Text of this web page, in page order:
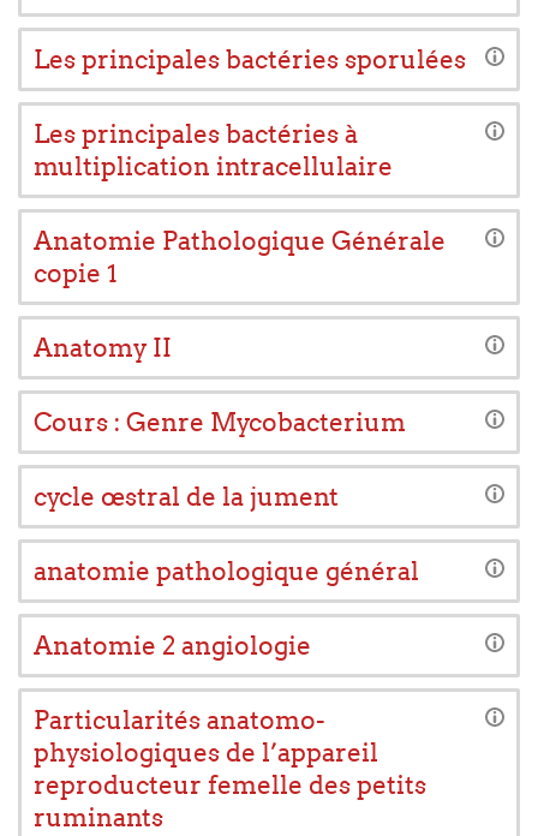
Les principales bactéries sporulées
Les principales bactéries à
multiplication intracellulaire
Anatomie Pathologique Générale
copie 1
Anatomy II
Cours : Genre Mycobacterium
cycle œstral de la jument
anatomie pathologique général
Anatomie 2 angiologie
Particularités anatomo-
physiologiques de l’appareil
reproducteur femelle des petits
ruminants